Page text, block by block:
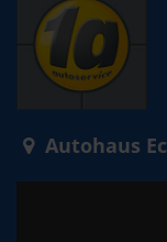
Autohaus